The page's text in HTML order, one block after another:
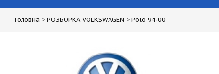
Головна > РОЗБОРКА VOLKSWAGEN > Polo 94-00